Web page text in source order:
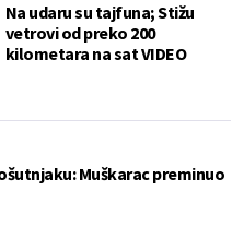
Na udaru su tajfuna; Stižu
vetrovi od preko 200
kilometara na sat VIDEO
Muškarac preminuo